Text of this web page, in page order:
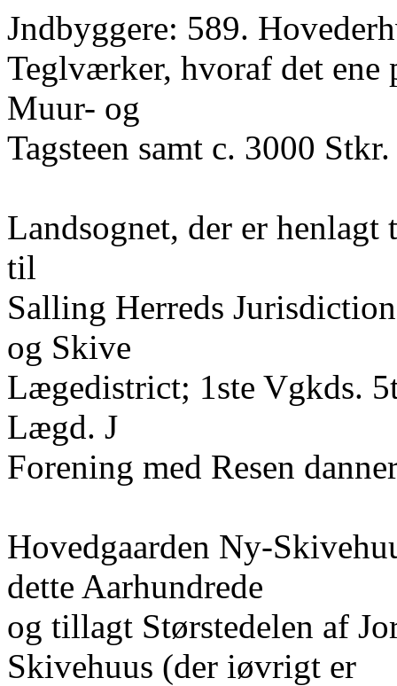
Jndbyggere: 589.
Teglværker, hvoraf det ene
Muur- og
Tagsteen samt c. 3000
Landsognet, der er
til
Salling Herreds
og Skive
Lægedistrict; 1ste Vgkds.
Lægd. J
Forening med Resen
Hovedgaarden Ny-
dette Aarhundrede
og tillagt Størstedelen af
Skivehuus (der iøvrigt er